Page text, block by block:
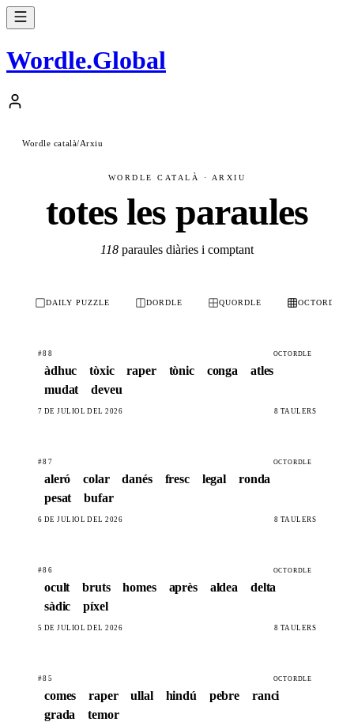
Wordle.Global
Wordle català/Arxiu
WORDLE CATALÀ · ARXIU
totes les paraules
118 paraules diàries i comptant
DAILY PUZZLE DORDLE QUORDLE OCTORDLE
#88 OCTORDLE
àdhuc tòxic raper tònic conga
atles
mudat
deveu
7 DE JULIOL DEL 2026 8 TAULERS
#87 OCTORDLE
aleró colar danés fresc legal
ronda
pesat
bufar
6 DE JULIOL DEL 2026 8 TAULERS
#86 OCTORDLE
ocult bruts homes après aldea
delta
sàdic
píxel
5 DE JULIOL DEL 2026 8 TAULERS
#85 OCTORDLE
comes raper ullal hindú pebre
ranci
grada
temor